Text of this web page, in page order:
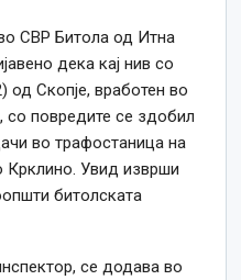
СВР Битола од Итна
дека кај нив со
Скопје, вработен во
повредите се здобил
во трафостаница на
Крклино. Увид изврши
битолската
се додава во